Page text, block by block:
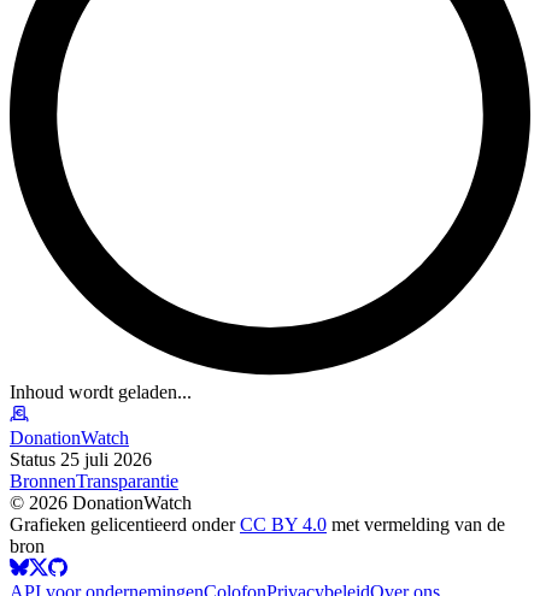
Inhoud wordt geladen...
DonationWatch
Status 25 juli 2026
BronnenTransparantie
© 2026 DonationWatch
Grafieken gelicentieerd onderCC BY 4.0 met vermelding van de
bron
API voor ondernemingenColofonPrivacybeleidOver ons